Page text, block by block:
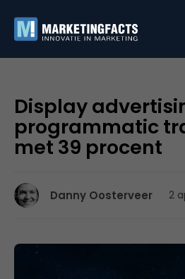
Display
programmatic
met 39 procent
Danny Oosterveer 2